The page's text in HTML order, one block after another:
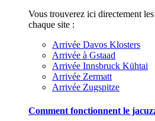
Vous trouverez ici directement
chaque site :
Arrivée Davos Klosters
Arrivée à Gstaad
Arrivée Innsbruck Kühtai
Arrivée Zermatt
Arrivée Zugspitze
Comment fonctionnent le